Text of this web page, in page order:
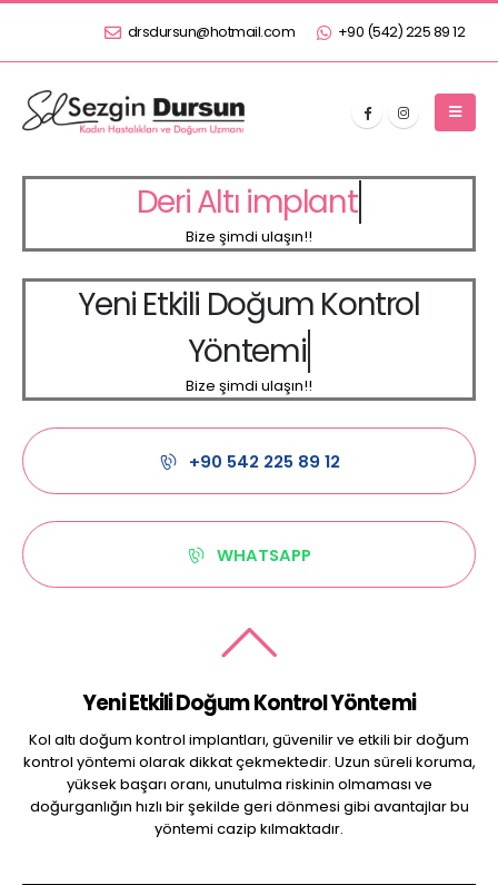
drsdursun@hotmail.com +90 (542) 225 89 12
DeriAltı implant
Bize şimdi ulaşın!!
Yeni Etkili Doğum Kontrol
Yöntemi
Bize şimdi ulaşın!!
+90 542 225 89 12
WHATSAPP
Yeni Etkili Doğum Kontrol Yöntemi
Kol altı doğum kontrol implantları, güvenilir ve etkili bir doğum
kontrol yöntemi olarak dikkat çekmektedir. Uzun süreli koruma,
yüksek başarı oranı, unutulma riskinin olmaması ve
doğurganlığın hızlı bir şekilde geri dönmesi gibi avantajlar bu
yöntemi cazip kılmaktadır.